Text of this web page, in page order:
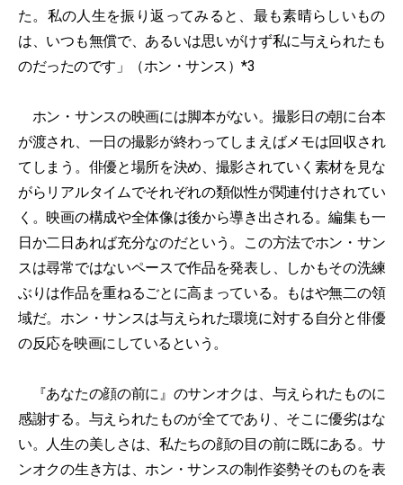
た。私の人生を振り返ってみると、最も素晴らしいもの
は、いつも無償で、あるいは思いがけず私に与えられたも
のだったのです」（ホン・サンス）*3
ホン・サンスの映画には脚本がない。撮影日の朝に台本
が渡され、一日の撮影が終わってしまえばメモは回収され
てしまう。俳優と場所を決め、撮影されていく素材を見な
がらリアルタイムでそれぞれの類似性が関連付けされてい
く。映画の構成や全体像は後から導き出される。編集も一
日か二日あれば充分なのだという。この方法でホン・サン
スは尋常ではないペースで作品を発表し、しかもその洗練
ぶりは作品を重ねるごとに高まっている。もはや無二の領
域だ。ホン・サンスは与えられた環境に対する自分と俳優
の反応を映画にしているという。
『あなたの顔の前に』のサンオクは、与えられたものに
感謝する。与えられたものが全てであり、そこに優劣はな
い。人生の美しさは、私たちの顔の目の前に既にある。サ
ンオクの生き方は、ホン・サンスの制作姿勢そのものを表